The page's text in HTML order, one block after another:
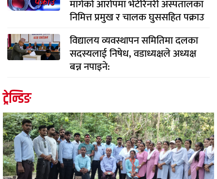
मागेको आरोपमा भेटेरिनरी अस्पतालका
निमित्त प्रमुख र चालक घुससहित पक्राउ
विद्यालय व्यवस्थापन समितिमा दलका
सदस्यलाई निषेध, वडाध्यक्षले अध्यक्ष
बन्न नपाइने:
ट्रेन्डिङ